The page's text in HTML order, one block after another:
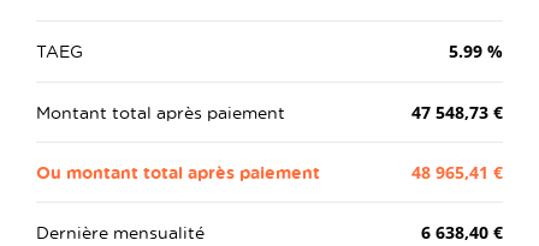
TAEG 5.99 %
Montant total après paiement 47 548,73 €
Ou montant total après paiement 48 965,41 €
Dernière mensualité 6 638,40 €